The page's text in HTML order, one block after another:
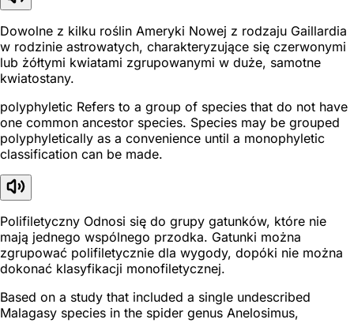
Dowolne z kilku roślin Ameryki Nowej z rodzaju Gaillardia
w rodzinie astrowatych, charakteryzujące się czerwonymi
lub żółtymi kwiatami zgrupowanymi w duże, samotne
kwiatostany.
polyphyletic Refers to a group of species that do not have
one common ancestor species. Species may be grouped
polyphyletically as a convenience until a monophyletic
classification can be made.
Polifiletyczny Odnosi się do grupy gatunków, które nie
mają jednego wspólnego przodka. Gatunki można
zgrupować polifiletycznie dla wygody, dopóki nie można
dokonać klasyfikacji monofiletycznej.
Based on a study that included a single undescribed
Malagasy species in the spider genus Anelosimus,